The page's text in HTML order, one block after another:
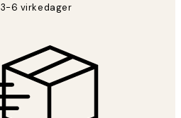
3-6 virkedager